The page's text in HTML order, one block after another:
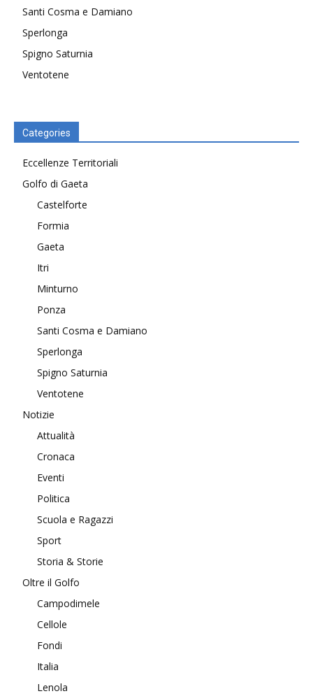
Santi Cosma e Damiano
Sperlonga
Spigno Saturnia
Ventotene
Categories
Eccellenze Territoriali
Golfo di Gaeta
Castelforte
Formia
Gaeta
Itri
Minturno
Ponza
Santi Cosma e Damiano
Sperlonga
Spigno Saturnia
Ventotene
Notizie
Attualità
Cronaca
Eventi
Politica
Scuola e Ragazzi
Sport
Storia & Storie
Oltre il Golfo
Campodimele
Cellole
Fondi
Italia
Lenola